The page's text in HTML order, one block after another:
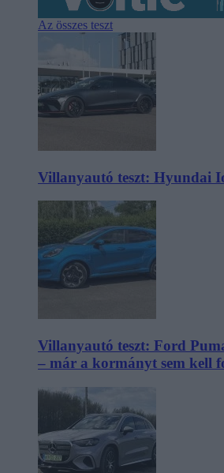
Az összes teszt
Villanyautó teszt: Hyundai
Villanyautó teszt: Ford
– már a kormányt sem kell